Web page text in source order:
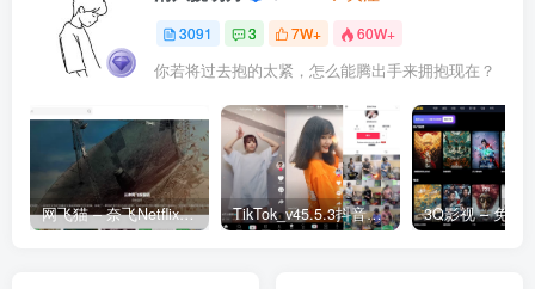
3091 3 7W+ 60W+
你若将过去抱的太紧，怎么能腾出手来拥抱现在？
网飞猫 – 奈飞Netflix免费看 TikTok_v45.5.3抖音国际版_免拔卡解锁全球版